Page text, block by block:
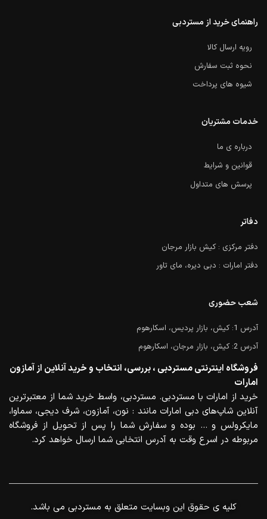
راهنمای خرید از مستردبی
رویه ارسال کالا
نحوه ثبت سفارش
شیوه های پرداخت
خدمات مشتریان
درباره ی ما
قوانین و شرایط
پرسش های متداول
دفاتر
دفتر مرکزی : کیش بازار مرجان
دفتر امارات : دبی دیره، مای تاور
شعب حضوری
آدرس 1: کیش، بازار پردیس، اسکارهوم
آدرس 2: کیش، بازار مرجان، اسکارهوم
فروشگاه اینترنتی مستردبی ، بررسی، انتخاب و خرید آنلاین از آمازون
امارات
خرید از امارات با مستردبی. مستردبی، واسط خرید شما از معتبرترین
آنلاین شاپ‌های دبی امارات مانند : نون، آمازون، شرف دیجی، سماوا،
مایکرولس و … بوده و سفارش شما را پس از تحویل از فروشگاه
مربوطه در اسرع وقت به آدرس انتخابی شما ارسال خواهد کرد.
.کلیه ی حقوق این وبسایت متعلق به مستردبی می باشد